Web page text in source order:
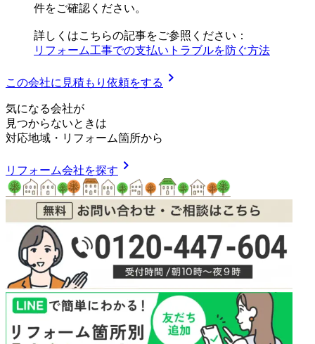
件をご確認ください。
詳しくはこちらの記事をご参照ください：
リフォーム工事での支払いトラブルを防ぐ方法
この会社に見積もり依頼をする chevron_right
気になる会社が
見つからないときは
対応地域 ・ リフォーム箇所から
リフォーム会社を探す chevron_right